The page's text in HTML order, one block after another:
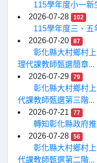
115學年度小一新
2026-07-28
102
115學年度三、五
2026-07-20
87
彰化縣大村鄉村
理代課教師甄選簡章...
2026-07-29
79
彰化縣大村鄉村
代課教師甄選第三階...
2026-07-21
77
轉知彰化縣政府
2026-07-28
56
彰化縣大村鄉村
代課教師甄選第二階...